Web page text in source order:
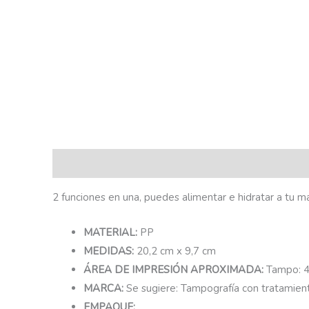
2 funciones en una, puedes alimentar e hidratar a tu
MATERIAL: PP
MEDIDAS: 20,2 cm x 9,7 cm
ÁREA DE IMPRESIÓN APROXIMADA: Tampo:
MARCA: Se sugiere: Tampografía con